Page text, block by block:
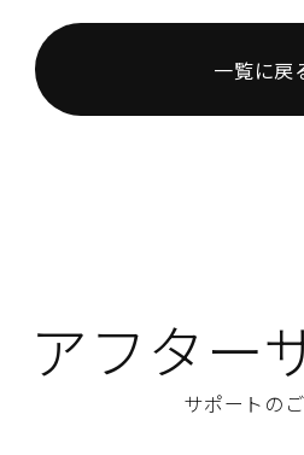
一覧に戻
アフター
サポートの